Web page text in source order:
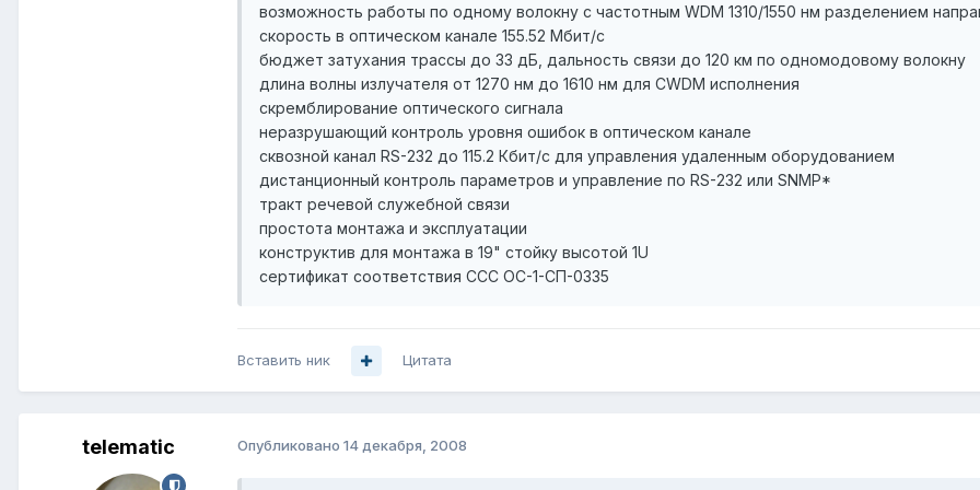
возможность работы по одному волокну с частотным WDM 1310/1550 нм разделением
скорость в оптическом канале 155.52 Мбит/с
бюджет затухания трассы до 33 дБ, дальность связи до 120 км по одномодовому волокну
длина волны излучателя от 1270 нм до 1610 нм для CWDM исполнения
скремблирование оптического сигнала
неразрушающий контроль уровня ошибок в оптическом канале
сквозной канал RS-232 до 115.2 Кбит/с для управления удаленным оборудованием
дистанционный контроль параметров и управление по RS-232 или SNMP*
тракт речевой служебной связи
простота монтажа и эксплуатации
конструктив для монтажа в 19" стойку высотой 1U
сертификат соответствия ССС ОС-1-СП-0335
Вставить ник Цитата
telematic Опубликовано 14 декабря, 2008